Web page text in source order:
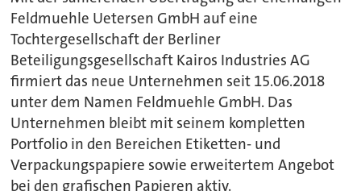
Feldmuehle Uetersen GmbH auf eine
Tochtergesellschaft der Berliner
Beteiligungsgesellschaft Kairos Industries AG
firmiert das neue Unternehmen seit 15.06.2018
unter dem Namen Feldmuehle GmbH. Das
Unternehmen bleibt mit seinem kompletten
Portfolio in den Bereichen Etiketten- und
Verpackungspapiere sowie erweitertem Angebot
bei den grafischen Papieren aktiv.